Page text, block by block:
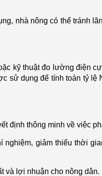
nhà nông có thể tránh
kỹ thuật đo lường điện
sử dụng để tính toán tỷ lệ
ết định thông minh về việc ph
nghiệm, giảm thiểu thời
và l ợi nhuận cho nông dân.